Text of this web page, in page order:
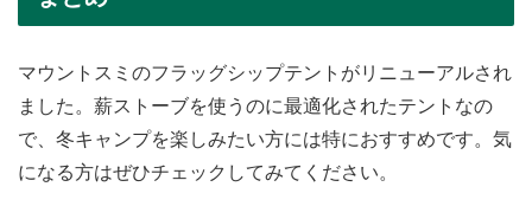
マウントスミのフラッグシップテントがリニューアルされ
ました。薪ストーブを使うのに最適化されたテントなの
で、冬キャンプを楽しみたい方には特におすすめです。気
になる方はぜひチェックしてみてください。